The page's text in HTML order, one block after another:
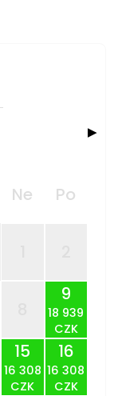
▶
Ne Po
9
18 939
CZK
15
16 308
CZK
16
16 308
CZK